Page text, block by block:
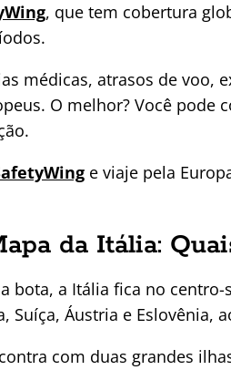
, que tem cobertura
médicas, atrasos de voo,
O melhor? Você
e viaje pela
da Itália:
bota, a Itália fica no
Suíça, Áustria e Eslovênia,
com duas grandes